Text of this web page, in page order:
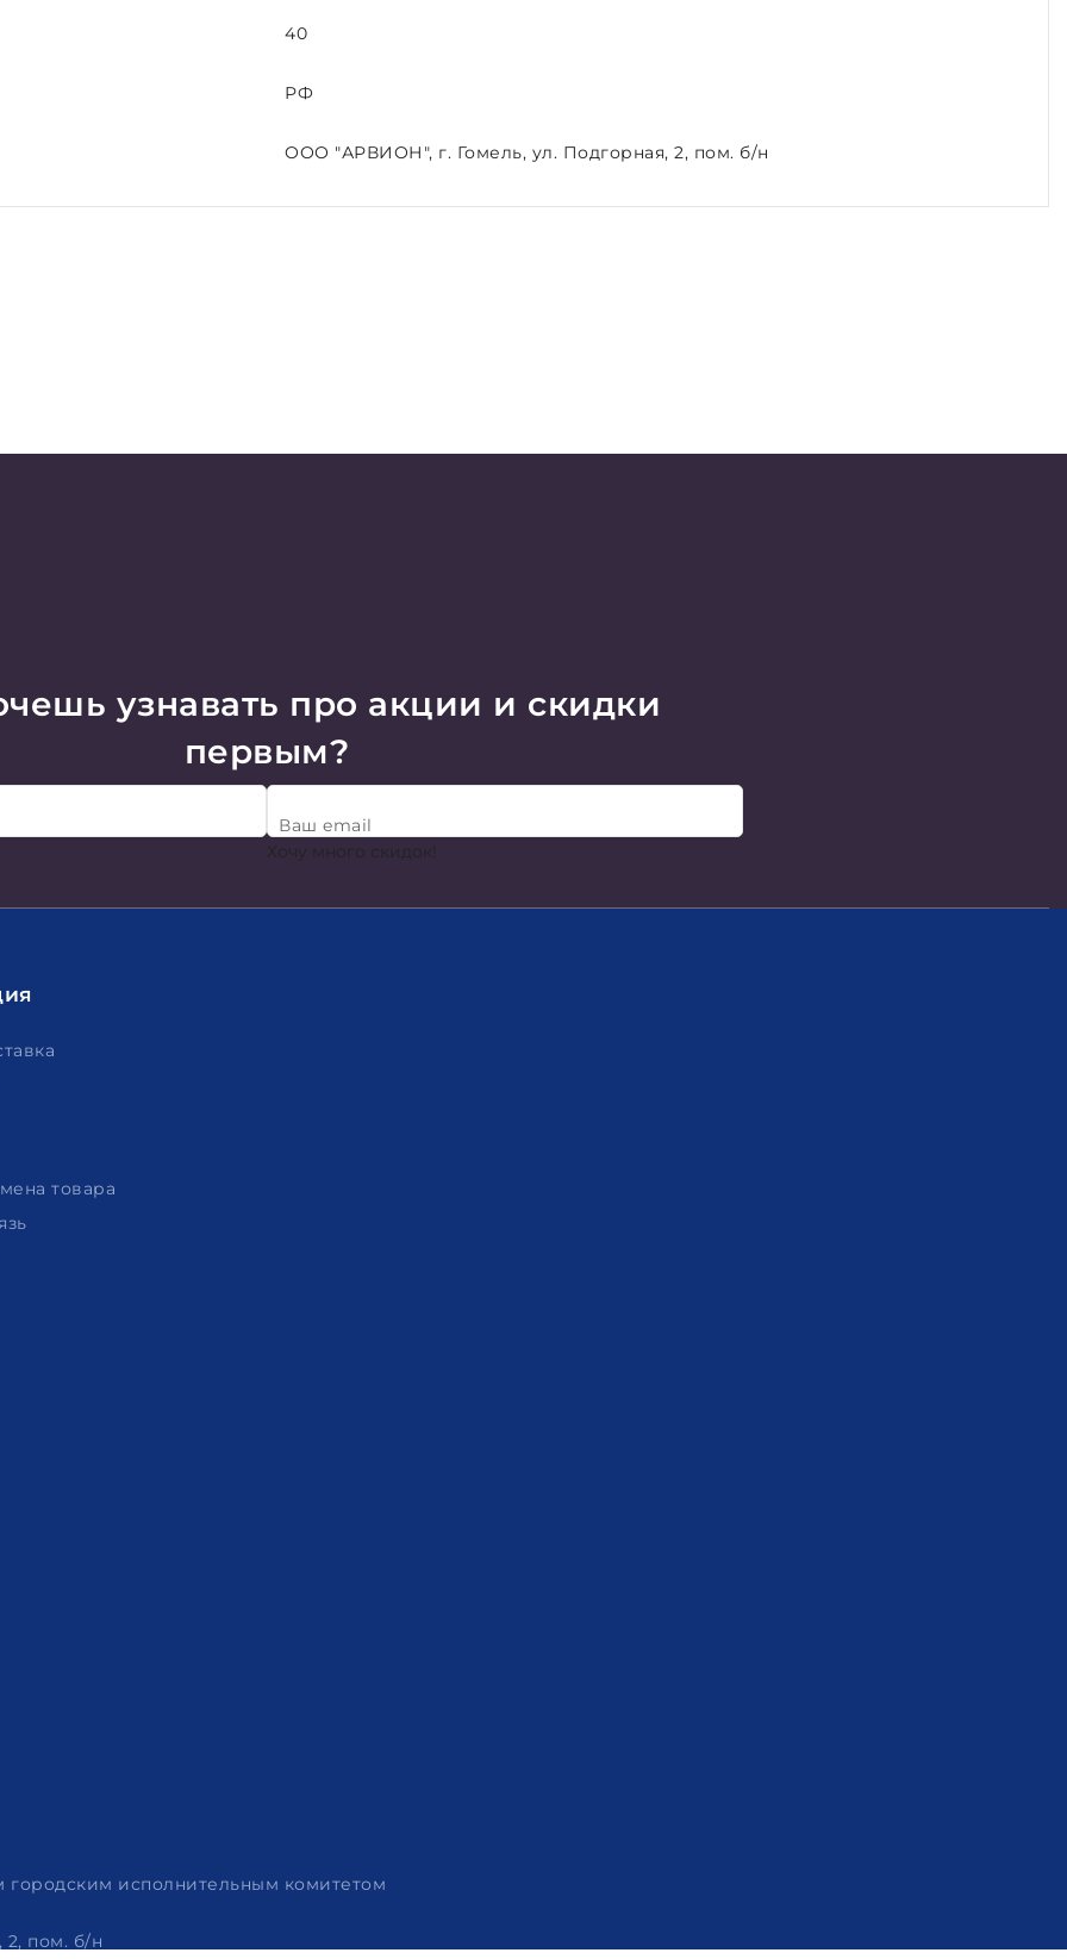
40
РФ
ООО "АРВИОН", г. Гомель, ул. Подгорная, 2, пом. б/н
узнавать про акции и скидки
первым?
Ваш email
Хочу много скидок!
товара
городским исполнительным комитетом
2, пом. б/н